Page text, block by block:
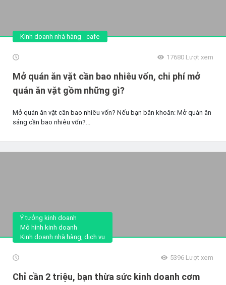
Kinh doanh nhà hàng - cafe
17680 Lượt xem
Mở quán ăn vặt cần bao nhiêu vốn, chi phí mở
quán ăn vặt gồm những gì?
Mở quán ăn vặt cần bao nhiêu vốn? Nếu bạn băn khoăn: Mở quán ăn
sáng cần bao nhiêu vốn?...
Ý tưởng kinh doanh
Mô hình kinh doanh
Kinh doanh nhà hàng, dịch vụ
5396 Lượt xem
Chỉ cần 2 triệu, bạn thừa sức kinh doanh cơm